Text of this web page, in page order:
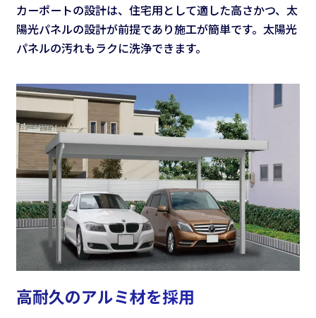
カーポートの設計は、住宅用として適した高さかつ、太
陽光パネルの設計が前提であり施工が簡単です。太陽光
パネルの汚れもラクに洗浄できます。
高耐久のアルミ材を採用